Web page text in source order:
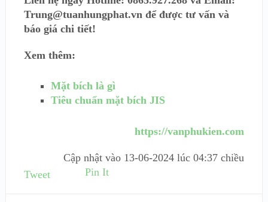
Trung@tuanhungphat.vn để được tư vấn và
báo giá chi tiết!
Xem thêm:
Mặt bích là gì
Tiêu chuẩn mặt bích JIS
https://vanphukien.com
Cập nhật vào 13-06-2024 lúc 04:37 chiều
Tweet
Pin It